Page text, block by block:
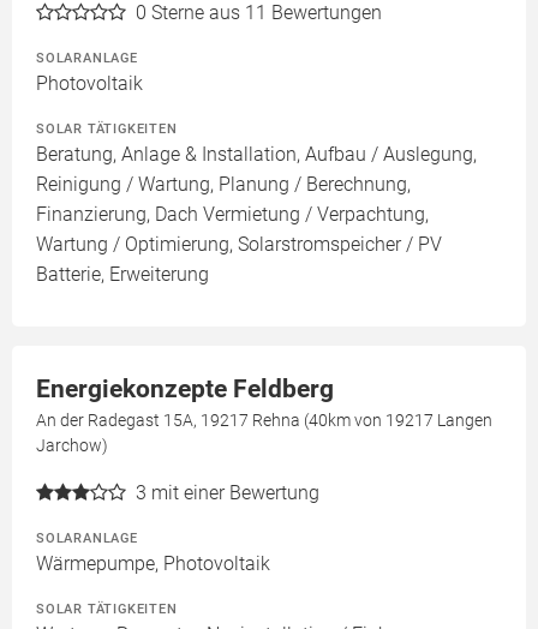
0 Sterne aus 11 Bewertungen
SOLARANLAGE
Photovoltaik
SOLAR TÄTIGKEITEN
Beratung, Anlage & Installation, Aufbau / Auslegung,
Reinigung / Wartung, Planung / Berechnung,
Finanzierung, Dach Vermietung / Verpachtung,
Wartung / Optimierung, Solarstromspeicher / PV
Batterie, Erweiterung
Energiekonzepte Feldberg
An der Radegast 15A, 19217 Rehna (40km von 19217 Langen
Jarchow)
3 mit einer Bewertung
SOLARANLAGE
Wärmepumpe, Photovoltaik
SOLAR TÄTIGKEITEN